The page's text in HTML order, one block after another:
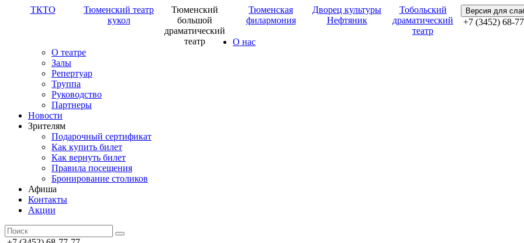
ТКТО
Тюменский театр
кукол
Тюменский
большой
драматический
театр
Тюменская
филармония
Дворец культуры
Нефтяник
Тобольский
драматический
театр
Версия для
+7 (3452) 68-
О нас
О театре
Залы
Репертуар
Труппа
Руководство
Партнеры
Новости
Зрителям
Подарочный сертификат
Как купить билет
Как вернуть билет
Правила посещения
Бронирование столиков
Афиша
Контакты
Акции